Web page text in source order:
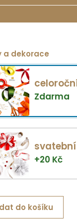
a dekorace
Zdarma
svatební
+20 Kč
do košíku